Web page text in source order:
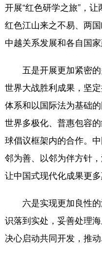
开展“红色研学之旅”，
红色江山来之不易、两
中越关系发展和各自国
五是开展更加紧密的
世界大战胜利成果，坚
体系和以国际法为基础
世界多极化、普惠包容
球倡议框架内的合作。
邻为善、以邻为伴方针
让中国式现代化成果更多
六是实现更加良性的
识落到实处，妥善处理
决心启动共同开发，推动